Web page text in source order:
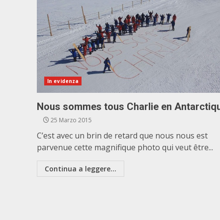
In evidenza
Nous sommes tous Charlie en
25 Marzo 2015
C’est avec un brin de retard que nous nous est
parvenue cette magnifique photo qui veut être...
Continua a leggere...